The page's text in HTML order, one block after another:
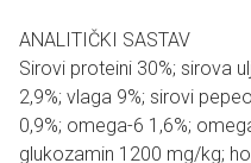
ANALITIČKI SASTAV
Sirovi proteini 30%; sirova
2,9%; vlaga 9%; sirovi
0,9%; omega-6 1,6%;
glukozamin 1200 mg/kg;